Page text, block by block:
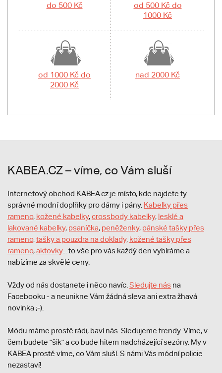
do 500 Kč
od 500 Kč do
1000 Kč
od 1000 Kč do
2000 Kč
nad 2000 Kč
KABEA.CZ – víme, co Vám sluší
Internetový obchod KABEA.cz je místo, kde najdete ty
správné modní doplňky pro dámy i pány. Kabelky přes
rameno, kožené kabelky,crossbody kabelky, lesklé a
lakované kabelky, psaníčka, peněženky, pánské tašky přes
rameno,tašky a pouzdra na doklady, kožené tašky přes
rameno,aktovky... to vše pro vás každý den vybíráme a
nabízíme za skvělé ceny.
Vždy od nás dostanete i něco navíc. Sledujte nás na
Facebooku - a neunikne Vám žádná sleva ani extra žhavá
novinka ;-).
Módu máme prostě rádi, baví nás. Sledujeme trendy. Víme, v
čem budete "šik" a co bude hitem nadcházející sezóny. My v
KABEA prostě víme, co Vám sluší. S námi Vás módní policie
nezastaví!